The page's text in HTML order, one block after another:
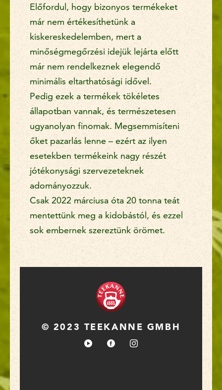
Előfordul, hogy bizonyos termékeket
már nem értékesíthetünk a
kiskereskedelemben, mert a
minőségmegőrzési idejük lejárta előtt
már nem rendelkeznek elegendő
minimális eltarthatósági idővel.
Pedig ezek a termékek tökéletes
állapotban vannak, és természetesen
ugyanolyan finomak. Megsemmisíteni
őket pazarlás lenne – ezért az ilyen
esetekben termékeink nagy részét
jótékonysági szervezeteknek
adományozzuk.
Csak 2022 márciusa óta 20 tonna teát
mentettünk meg a kidobástól, és ezzel
sok embernek szereztünk örömet.
© 2023 TEEKANNE GMBH